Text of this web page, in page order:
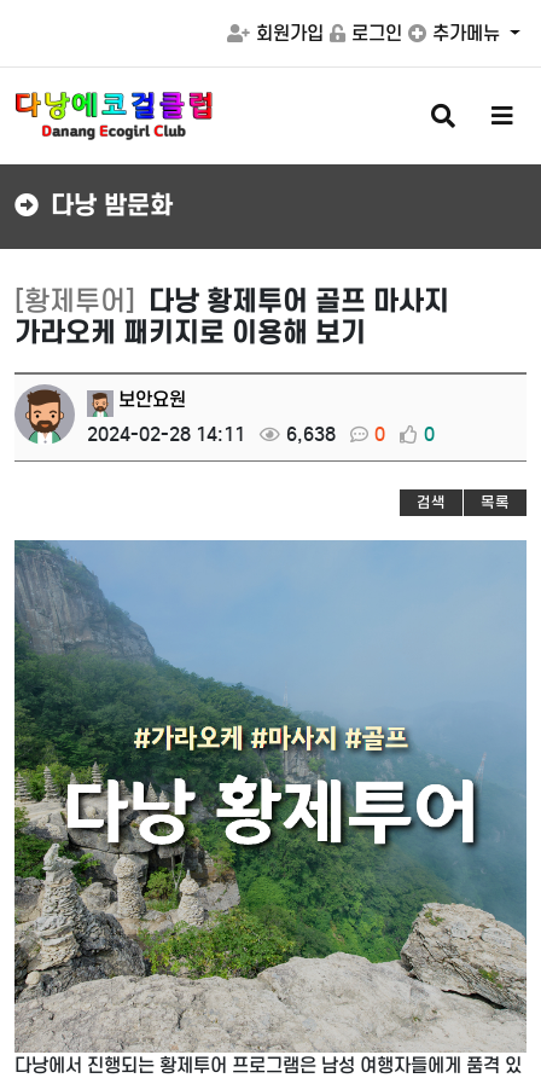
회원가입 로그인 추가메뉴
검
색
버
메
버
다낭 밤문화
[황제투어] 다낭 황제투어 골프 마사지
가라오케 패키지로 이용해 보기
보안요원
2024-02-28 14:11
6,638 0 0
검색 목록
다낭에서 진행되는 황제투어 프로그램은 남성 여행자들에게 품격 있